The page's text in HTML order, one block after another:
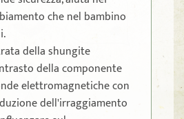
che nel bambino
della shungite
della componente
elettromagnetiche con
dell'irraggiamento